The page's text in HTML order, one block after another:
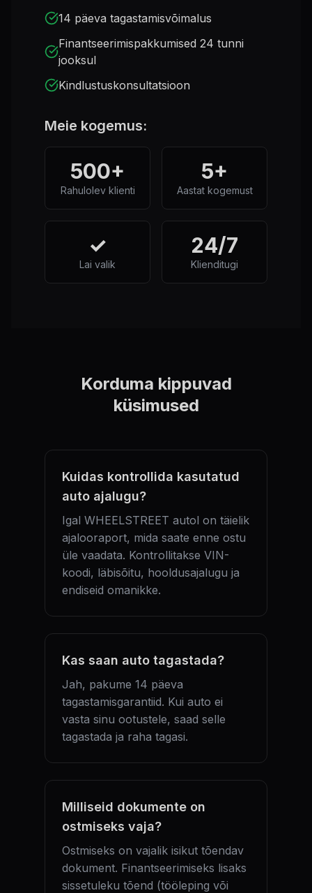
14 päeva tagastamisvõimalus
Finantseerimispakkumised 24 tunni
jooksul
Kindlustuskonsultatsioon
Meie kogemus:
500+
Rahulolev klienti
5+
Aastat kogemust
✓
Lai valik
24/7
Klienditugi
Korduma kippuvad
küsimused
Kuidas kontrollida kasutatud
auto ajalugu?
Igal WHEELSTREET autol on täielik
ajalooraport, mida saate enne ostu
üle vaadata. Kontrollitakse VIN-
koodi, läbisõitu, hooldusajalugu ja
endiseid omanikke.
Kas saan auto tagastada?
Jah, pakume 14 päeva
tagastamisgarantiid. Kui auto ei
vasta sinu ootustele, saad selle
tagastada ja raha tagasi.
Milliseid dokumente on
ostmiseks vaja?
Ostmiseks on vajalik isikut tõendav
dokument. Finantseerimiseks lisaks
sissetuleku tõend (tööleping või